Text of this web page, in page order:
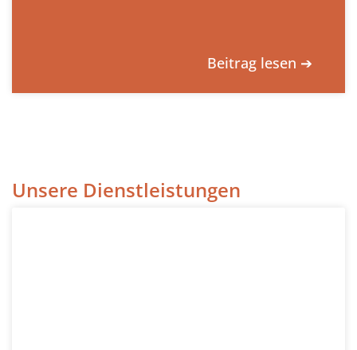
Beitrag lesen ➔
Unsere Dienstleistungen